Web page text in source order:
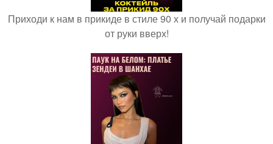
Приходи к нам в прикиде в стиле 90 х и получай подарки
от руки вверх!